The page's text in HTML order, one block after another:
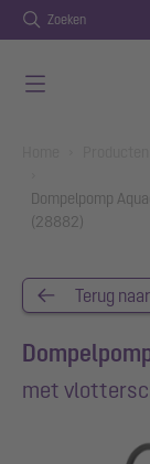
Zoeken
Dompelpomp
(28882)
Terug
met